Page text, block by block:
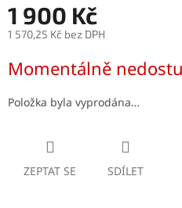
1 900 Kč
1 570,25 Kč bez DPH
cena:
Momentálně
Položka byla vyprodána…
ZEPTAT SE SDÍLET